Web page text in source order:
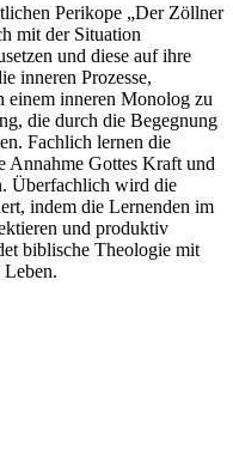
Perikope „Der Zöllner
mit der Situation
und diese auf ihre
inneren Prozesse,
einem inneren Monolog zu
die durch die Begegnung
Fachlich lernen die
Annahme Gottes Kraft und
Überfachlich wird die
indem die Lernenden im
und produktiv
biblische Theologie mit
Leben.